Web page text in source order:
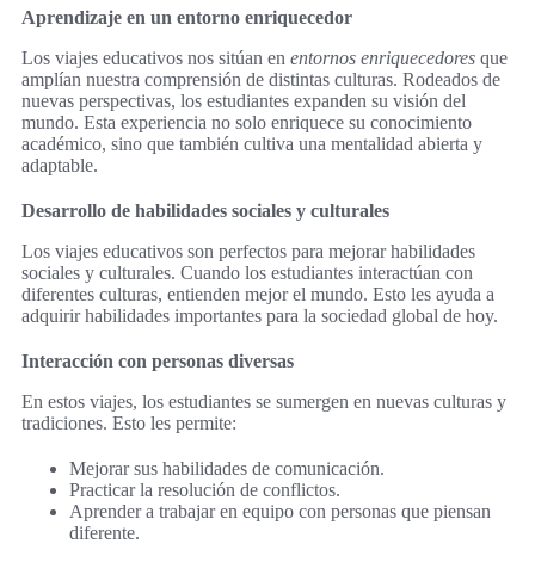
Aprendizaje en un entorno enriquecedor
Los viajes educativos nos sitúan en entornos enriquecedores que
amplían nuestra comprensión de distintas culturas. Rodeados de
nuevas perspectivas, los estudiantes expanden su visión del
mundo. Esta experiencia no solo enriquece su conocimiento
académico, sino que también cultiva una mentalidad abierta y
adaptable.
Desarrollo de habilidades sociales y culturales
Los viajes educativos son perfectos para mejorar habilidades
sociales y culturales. Cuando los estudiantes interactúan con
diferentes culturas, entienden mejor el mundo. Esto les ayuda a
adquirir habilidades importantes para la sociedad global de hoy.
Interacción con personas diversas
En estos viajes, los estudiantes se sumergen en nuevas culturas y
tradiciones. Esto les permite:
Mejorar sus habilidades de comunicación.
Practicar la resolución de conflictos.
Aprender a trabajar en equipo con personas que piensan
diferente.